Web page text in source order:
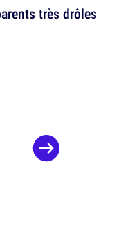
très drôles